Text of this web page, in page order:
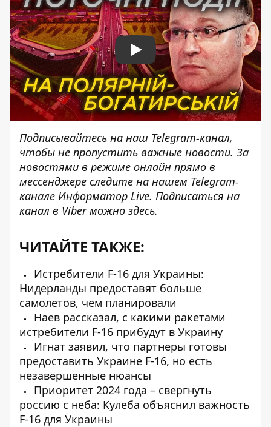
Play
Подписывайтесь на наш Telegram-канал,
чтобы не пропустить важные новости. За
новостями в режиме онлайн прямо в
мессенджере следите на нашем Telegram-
канале Информатор Live. Подписаться на
канал в Viber можно здесь.
ЧИТАЙТЕ ТАКЖЕ:
Истребители F-16 для Украины:
Нидерланды предоставят больше
самолетов, чем планировали
Наев рассказал, с какими ракетами
истребители F-16 прибудут в Украину
Игнат заявил, что партнеры готовы
предоставить Украине F-16, но есть
незавершенные нюансы
Приоритет 2024 года – свергнуть
россию с неба: Кулеба объяснил важность
F-16 для Украины